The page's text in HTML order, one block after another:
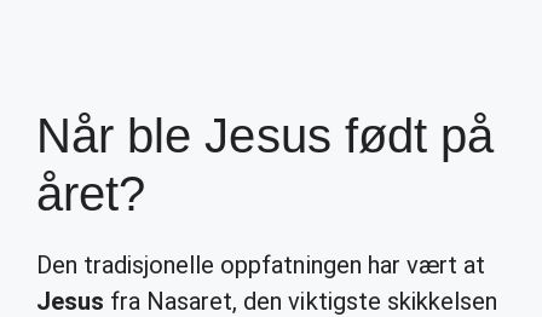
Når ble Jesus født på
året?
Den tradisjonelle oppfatningen har vært at
Jesus fra Nasaret, den viktigste skikkelsen